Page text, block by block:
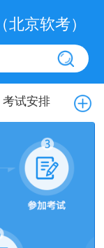
京软考）
考试安排